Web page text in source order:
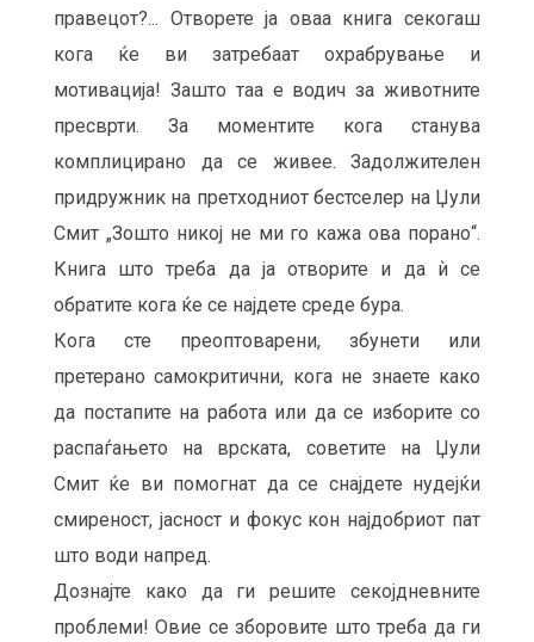
правецот?... Отворете ја оваа книга секогаш
кога ќе ви затребаат охрабрување и
мотивација! Зашто таа е водич за животните
пресврти. За моментите кога станува
комплицирано да се живее. Задолжителен
придружник на претходниот бестселер на Џули
Смит „Зошто никој не ми го кажа ова порано“.
Книга што треба да ја отворите и да ѝ се
обратите кога ќе се најдете среде бура.
Кога сте преоптоварени, збунети или
претерано самокритични, кога не знаете како
да постапите на работа или да се изборите со
распаѓањето на врската, советите на Џули
Смит ќе ви помогнат да се снајдете нудејќи
смиреност, јасност и фокус кон најдобриот пат
што води напред.
Дознајте како да ги решите секојдневните
проблеми! Овие се зборовите што треба да ги